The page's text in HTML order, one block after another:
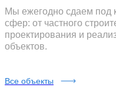
Мы ежегодно сдаем под
сфер: от частного
проектирования и
объектов.
Все объекты